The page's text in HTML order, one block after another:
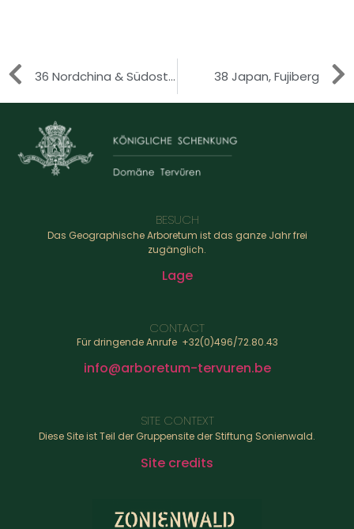
36 Nordchina & Südostsiberien, Mandschurei und Sachalin 38 Japan, Fujiberg
BESUCH
Das Geographische Arboretum ist das ganze Jahr frei
zugänglich.
Lage
CONTACT
Für dringende Anrufe +32(0)496/72.80.43
info@arboretum-tervuren.be
SITE CONTEXT
Diese Site ist Teil der Gruppensite der Stiftung Sonienwald.
Site credits